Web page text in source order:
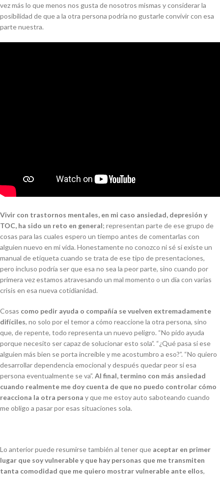
vez más lo que menos nos gusta de nosotros mismas y considerar la
posibilidad de que a la otra persona podría no gustarle convivir con esa
parte nuestra.
Vivir con trastornos mentales, en mi caso ansiedad, depresión y
TOC, ha sido un reto en general; representan parte de ese grupo de
cosas para las cuales espero un tiempo antes de comentarlas con
alguien nuevo en mi vida. Honestamente no conozco ni sé si existe un
manual de etiqueta cuando se trata de ese tipo de presentaciones,
pero incluso podría ser que esa no sea la peor parte, sino cuando por
primera vez estamos atravesando un mal momento o un día con varias
crisis en esa nueva cotidianidad.
Cosas como pedir ayuda o compañía se vuelven extremadamente
difíciles, no solo por el temor a cómo reaccione la otra persona, sino
que, de repente, todo representa un nuevo peligro. “No pido ayuda
porque necesito ser capaz de solucionar esto sola”. “¿Qué pasa si ese
alguien más bien se porta increíble y me acostumbro a eso?”. “No quiero
desarrollar dependencia emocional y después quedar peor si esa
persona eventualmente se va”. Al final, termino con más ansiedad
cuando realmente me doy cuenta de que no puedo controlar cómo
reacciona la otra persona y que me estoy auto saboteando cuando
me obligo a pasar por esas situaciones sola.
Lo anterior puede resumirse también al tener que aceptar en primer
lugar que soy vulnerable y que hay personas que me transmiten
tanta comodidad que me quiero mostrar vulnerable ante ellos,